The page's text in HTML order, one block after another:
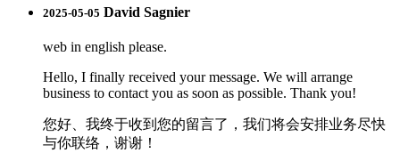
2025-05-05 David Sagnier
web in english please.
Hello, I finally received your message. We will arrange
business to contact you as soon as possible. Thank you!
您好、我终于收到您的留言了，我们将会安排业务尽快
与你联络，谢谢！